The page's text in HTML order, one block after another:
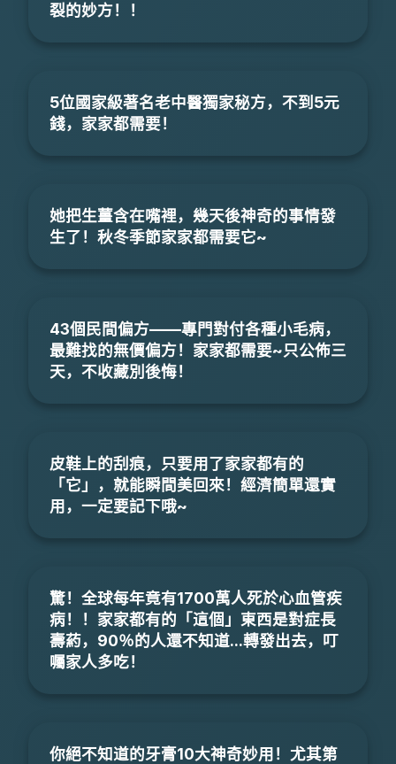
裂的妙方！！
5位國家級著名老中醫獨家秘方，不到5元
錢，家家都需要！
她把生薑含在嘴裡，幾天後神奇的事情發
生了！秋冬季節家家都需要它~
43個民間偏方——專門對付各種小毛病，
最難找的無價偏方！家家都需要~只公佈三
天，不收藏別後悔！
皮鞋上的刮痕，只要用了家家都有的
「它」，就能瞬間美回來！經濟簡單還實
用，一定要記下哦~
驚！全球每年竟有1700萬人死於心血管疾
病！！家家都有的「這個」東西是對症長
壽葯，90％的人還不知道...轉發出去，叮
囑家人多吃！
你絕不知道的牙膏10大神奇妙用！尤其第